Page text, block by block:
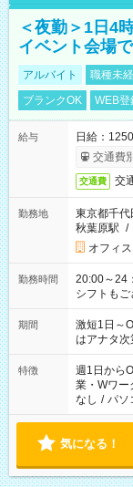
＜夜勤＞1日4
イベント会場
アルバイト 職種未
ブランクOK
WEB登
給与
日給：
交通費
交通費 交
勤務地
東京都千代
秋葉原駅 /
オフィ
勤務時間
20:00～24
シフトもご
期間
激短1日～
はアナタ次
特徴 週1日から
業・Wワー
なし / パソ
気になる！